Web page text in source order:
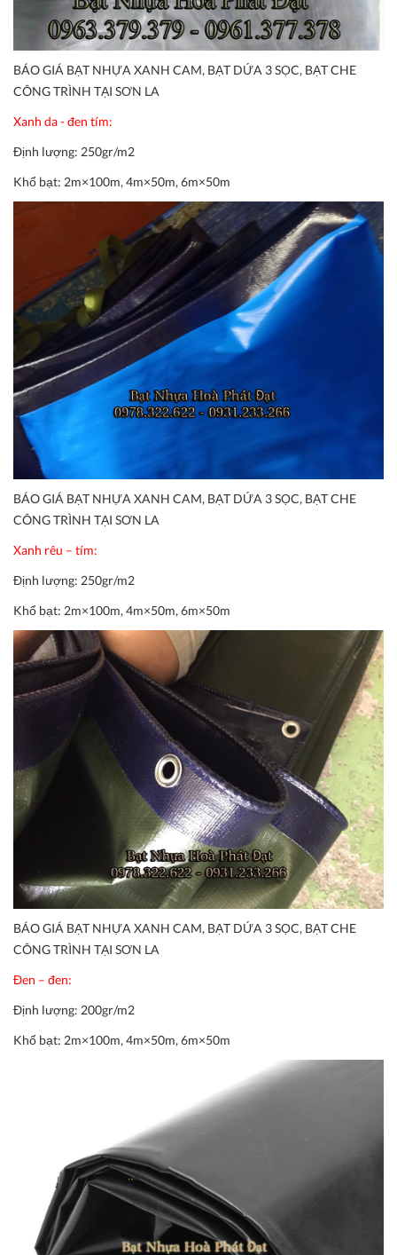
BÁO GIÁ BẠT NHỰA XANH CAM, BẠT DỨA 3 SỌC, BẠT CHE
CÔNG TRÌNH TẠI SƠN LA
Xanh da - đen tím:
Định lượng: 250gr/m2
Khổ bạt: 2m×100m, 4m×50m, 6m×50m
BÁO GIÁ BẠT NHỰA XANH CAM, BẠT DỨA 3 SỌC, BẠT CHE
CÔNG TRÌNH TẠI SƠN LA
Xanh rêu – tím:
Định lượng: 250gr/m2
Khổ bạt: 2m×100m, 4m×50m, 6m×50m
BÁO GIÁ BẠT NHỰA XANH CAM, BẠT DỨA 3 SỌC, BẠT CHE
CÔNG TRÌNH TẠI SƠN LA
Đen – đen:
Định lượng: 200gr/m2
Khổ bạt: 2m×100m, 4m×50m, 6m×50m